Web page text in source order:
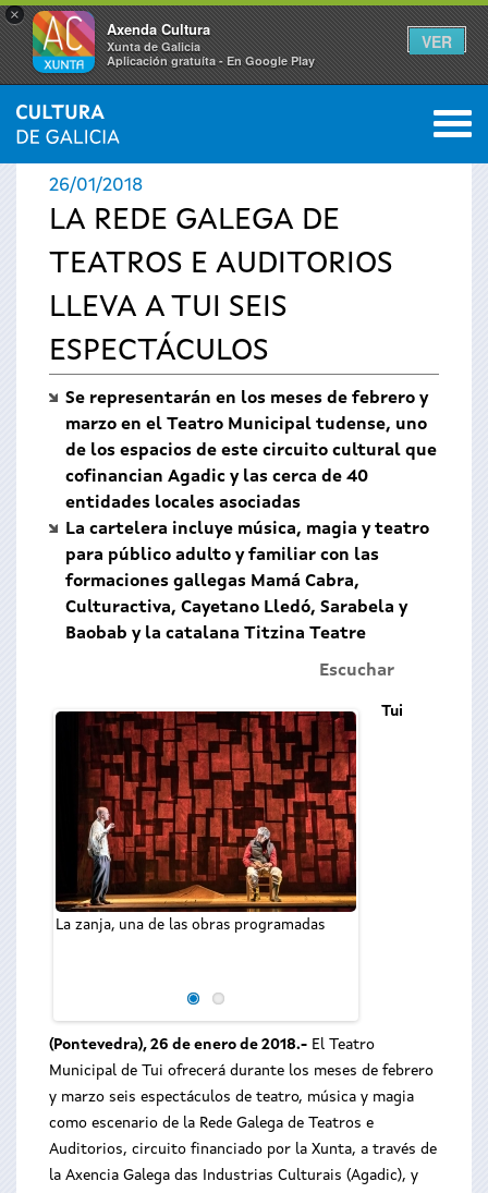
×
Axenda Cultura
Xunta de Galicia
Aplicación gratuíta - En Google Play
VER
Se
encuentra
usted
aquí
INICIO › ACTUALIDAD 0
26/01/2018
LA REDE GALEGA DE
TEATROS E AUDITORIOS
LLEVA A TUI SEIS
ESPECTÁCULOS
Se representarán en los meses de febrero y
marzo en el Teatro Municipal tudense, uno
de los espacios de este circuito cultural que
cofinancian Agadic y las cerca de 40
entidades locales asociadas
La cartelera incluye música, magia y teatro
para público adulto y familiar con las
formaciones gallegas Mamá Cabra,
Culturactiva, Cayetano Lledó, Sarabela y
Baobab y la catalana Titzina Teatre
Escuchar
La zanja, una de las obras programadas
Tui
(Pontevedra), 26 de enero de 2018.- El Teatro
Municipal de Tui ofrecerá durante los meses de febrero
y marzo seis espectáculos de teatro, música y magia
como escenario de la Rede Galega de Teatros e
Auditorios, circuito financiado por la Xunta, a través de
la Axencia Galega das Industrias Culturais (Agadic), y